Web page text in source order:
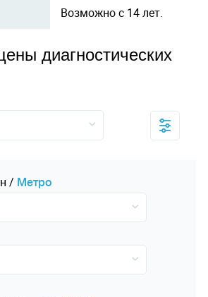
Возможно с 14 лет.
диагностических
/ Mетро